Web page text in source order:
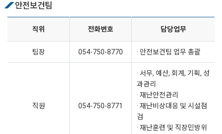
안전보건팀
직위 전화번호 담당업무
팀장 054-750-8770 · 안전보건팀 업무 총괄
직원 054-750-8771
· 서무, 예산, 회계, 기획, 성
과관리
· 재난안전관리
· 재난비상대응 및 시설점
검
· 재난훈련 및 직장민방위